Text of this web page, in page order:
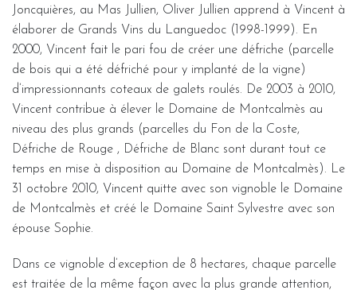
Joncquières, au Mas Jullien, Oliver Jullien apprend à Vincent à
élaborer de Grands Vins du Languedoc (1998-1999). En
2000, Vincent fait le pari fou de créer une défriche (parcelle
de bois qui a été défriché pour y implanté de la vigne)
d’impressionnants coteaux de galets roulés. De 2003 à 2010,
Vincent contribue à élever le Domaine de Montcalmès au
niveau des plus grands (parcelles du Fon de la Coste,
Défriche de Rouge , Défriche de Blanc sont durant tout ce
temps en mise à disposition au Domaine de Montcalmès). Le
31 octobre 2010, Vincent quitte avec son vignoble le Domaine
de Montcalmès et créé le Domaine Saint Sylvestre avec son
épouse Sophie.
Dans ce vignoble d’exception de 8 hectares, chaque parcelle
est traitée de la même façon avec la plus grande attention,